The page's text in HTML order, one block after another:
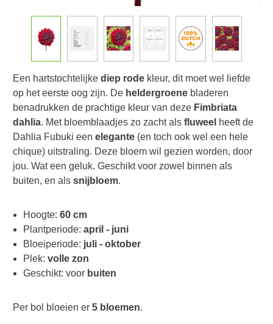
Een hartstochtelijke diep rode kleur, dit moet wel liefde
op het eerste oog zijn. De heldergroene bladeren
benadrukken de prachtige kleur van deze Fimbriata
dahlia. Met bloemblaadjes zo zacht als fluweel heeft de
Dahlia Fubuki een elegante (en toch ook wel een hele
chique) uitstraling. Deze bloem wil gezien worden, door
jou. Wat een geluk. Geschikt voor zowel binnen als
buiten, en als snijbloem.
Hoogte: 60 cm
Plantperiode: april - juni
Bloeiperiode: juli - oktober
Plek: volle zon
Geschikt: voor buiten
Per bol bloeien er 5 bloemen.